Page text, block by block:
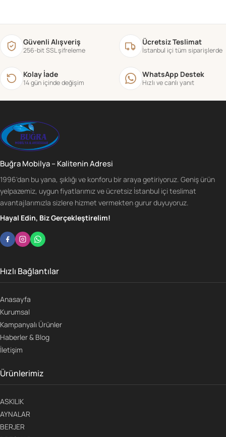
Güvenli Alışveriş
256-bit SSL şifreleme
Ücretsiz Teslimat
İstanbul içi tüm siparişlerde
Kolay İade
14 gün içinde değişim
WhatsApp Destek
Hızlı ve canlı yanıt
Buğra Mobilya – Kalitenin Adresi
1996'dan bu yana, şıklığı ve konforu bir araya getiriyoruz. Geniş ürün
yelpazemiz, uygun fiyatlarımız ve ücretsiz İstanbul içi teslimat
avantajlarımızla sizlere hizmet vermekten gurur duyuyoruz.
Hayal Edin, Biz Gerçekleştirelim!
Hızlı Bağlantılar
Anasayfa
Kurumsal
Kampanyalı Ürünler
Haberler & Blog
İletişim
Ürünlerimiz
ASKILIK
AYNALAR
BERJER